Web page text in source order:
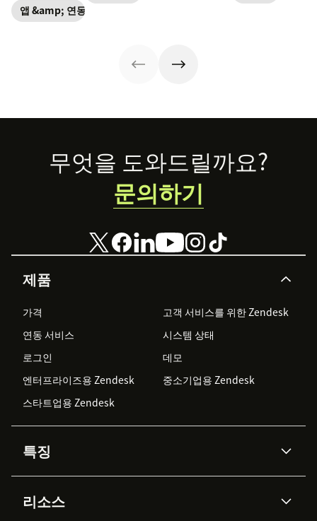
데에도 효과적입
니다. 경쟁 속에서
앱 &amp; 연동 서비스
Footer
제품
가격
고객 서비스를 위한 Zendesk
연동 서비스
시스템 상태
로그인
데모
엔터프라이즈용 Zendesk
중소기업용 Zendesk
스타트업용 Zendesk
특징
Zendesk AI
리소스
무엇을 도와드릴까요?
문의하기